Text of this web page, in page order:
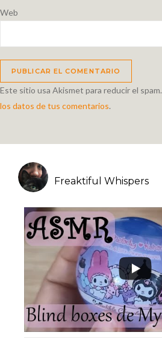
Web
Este sitio usa Akismet para reducir el spam.
los datos de tus comentarios.
Freaktiful Whispers